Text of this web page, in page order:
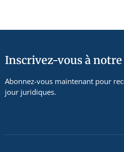
Inscrivez-vous à
Abonnez-vous maintenant pour
jour juridiques.